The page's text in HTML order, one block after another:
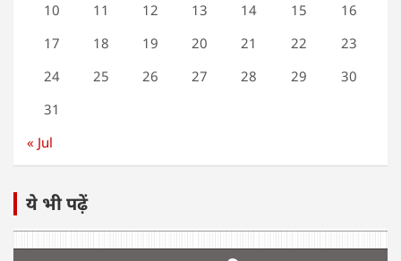
10
11 12 13 14 15
16
17
18 19 20 21 22
23
24
25 26 27 28 29
30
31
« Jul
ये भी पढ़ें